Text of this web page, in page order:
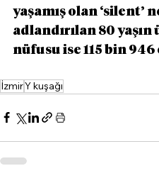
yaşamış olan ‘silent’
adlandırılan 80
nüfusu ise 115 bin 946
İzmirY kuşağı